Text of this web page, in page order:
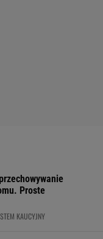
Proste
KAUCYJNY